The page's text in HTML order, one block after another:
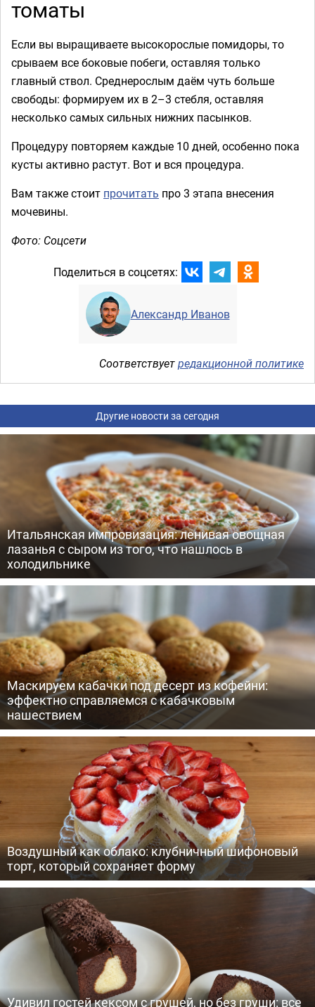
томаты
Если вы выращиваете высокорослые помидоры, то
срываем все боковые побеги, оставляя только
главный ствол. Среднерослым даём чуть больше
свободы: формируем их в 2–3 стебля, оставляя
несколько самых сильных нижних пасынков.
Процедуру повторяем каждые 10 дней, особенно пока
кусты активно растут. Вот и вся процедура.
Вам также стоит прочитать про 3 этапа внесения
мочевины.
Фото: Соцсети
Поделиться в соцсетях:
Александр Иванов
Соответствуетредакционной политике
Другие новости за сегодня
Итальянская импровизация: ленивая овощная
лазанья с сыром из того, что нашлось в
холодильнике
Маскируем кабачки под десерт из кофейни:
эффектно справляемся с кабачковым
нашествием
Воздушный как облако: клубничный шифоновый
торт, который сохраняет форму
Удивил гостей кексом с грушей, но без груши: все